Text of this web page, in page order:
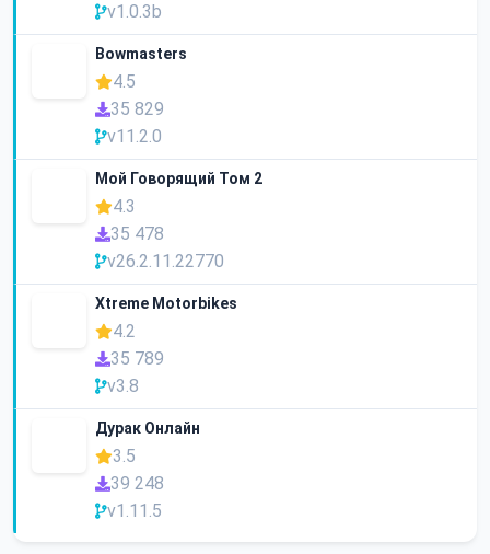
v1.0.3b
Bowmasters
4.5
35 829
v11.2.0
Мой Говорящий Том 2
4.3
35 478
v26.2.11.22770
Xtreme Motorbikes
4.2
35 789
v3.8
Дурак Онлайн
3.5
39 248
v1.11.5